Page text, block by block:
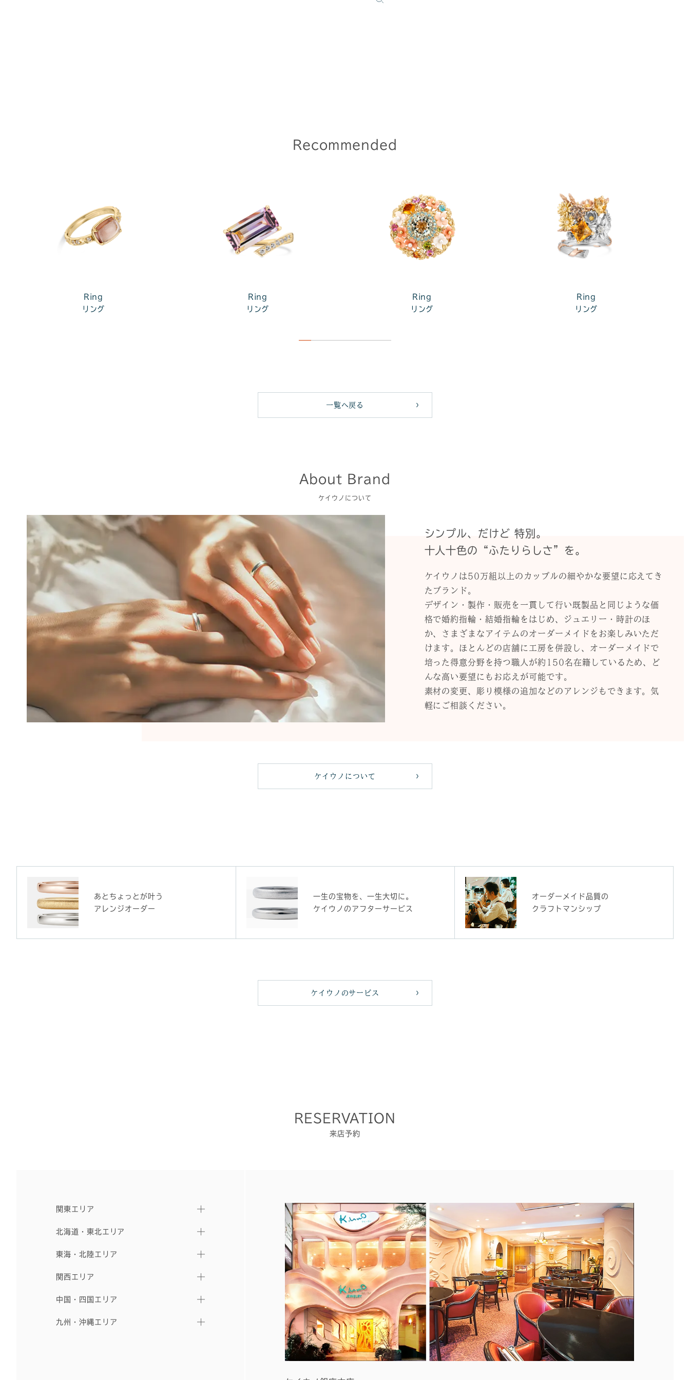
Recommended
Ring
リング
Ring
リング
Ring
リング
Ring
リング
一覧へ戻る
About Brand
ケイウノについて
シンプル、だけど 特別。
十人十色の“ふたりらしさ”を。
ケイウノは50万組以上のカップルの細やかな要望に応えてき
たブランド。
デザイン・製作・販売を一貫して行い既製品と同じような価
格で婚約指輪・結婚指輪をはじめ、ジュエリー・時計のほ
か、さまざまなアイテムのオーダーメイドをお楽しみいただ
けます。ほとんどの店舗に工房を併設し、オーダーメイドで
培った得意分野を持つ職人が約150名在籍しているため、ど
んな高い要望にもお応えが可能です。
素材の変更、彫り模様の追加などのアレンジもできます。気
軽にご相談ください。
ケイウノについて
あとちょっとが叶う
アレンジオーダー
一生の宝物を、一生大切に。
ケイウノのアフターサービス
オーダーメイド品質の
クラフトマンシップ
ケイウノのサービス
RESERVATION
来店予約
関東エリア
北海道・東北エリア
東海・北陸エリア
関西エリア
中国・四国エリア
九州・沖縄エリア